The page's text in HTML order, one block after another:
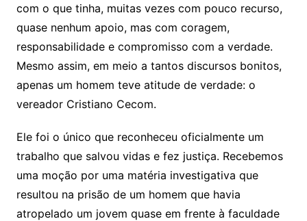
com o que tinha, muitas vezes com pouco recurso,
quase nenhum apoio, mas com coragem,
responsabilidade e compromisso com a verdade.
Mesmo assim, em meio a tantos discursos bonitos,
apenas um homem teve atitude de verdade: o
vereador Cristiano Cecom.
Ele foi o único que reconheceu oficialmente um
trabalho que salvou vidas e fez justiça. Recebemos
uma moção por uma matéria investigativa que
resultou na prisão de um homem que havia
atropelado um jovem quase em frente à faculdade